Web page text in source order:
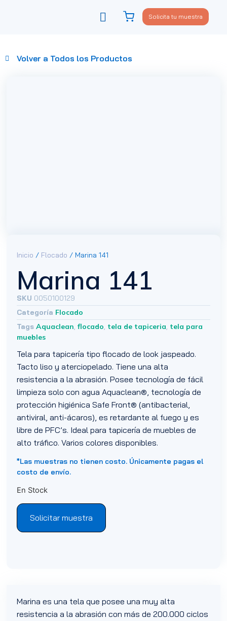
Solicita tu muestra
Volver a Todos los Productos
Inicio / Flocado / Marina 141
Marina 141
SKU 0050100129
Categoría Flocado
Tags Aquaclean,flocado, tela de tapiceria, tela para
muebles
Tela para tapicería tipo flocado de look jaspeado.
Tacto liso y aterciopelado. Tiene una alta
resistencia a la abrasión. Posee tecnología de fácil
limpieza solo con agua Aquaclean®, tecnología de
protección higiénica Safe Front® (antibacterial,
antiviral, anti-ácaros), es retardante al fuego y es
libre de PFC’s. Ideal para tapicería de muebles de
alto tráfico. Varios colores disponibles.
*Las muestras no tienen costo. Únicamente pagas el
costo de envío.
En Stock
Solicitar muestra
Marina es una tela que posee una muy alta
resistencia a la abrasión con más de 200.000 ciclos